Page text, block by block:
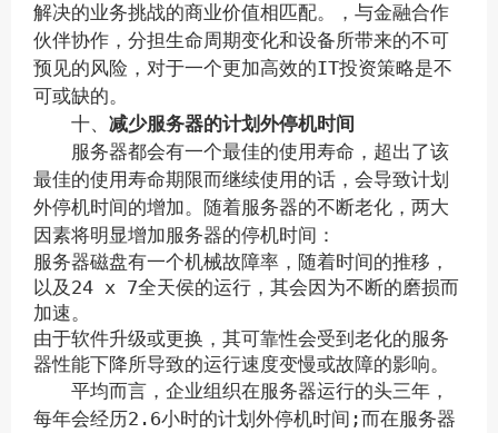
解决的业务挑战的商业价值相匹配。
，与金融合作
伙伴协作，分担生命周期变化和设备所带来的不可
预见的风险，对于一个更加高效的IT投资策略是不
可或缺的。
十、 减少服务器的计划外停机时间
服务器都会有一个最佳的使用寿命，超出了该
最佳的使用寿命期限而继续使用的话，会导致计划
外停机时间的增加。随着服务器的不断老化，两大
因素将明显增加服务器的停机时间：
服务器磁盘有一个机械故障率，随着时间的推移，
以及24 x 7全天侯的运行，其会因为不断的磨损而
加速。
由于软件升级或更换，其可靠性会受到老化的服务
器性能下降所导致的运行速度变慢或故障的影响。
平均而言，企业组织在服务器运行的头三年，
每年会经历2.6小时的计划外停机时间;而在服务器